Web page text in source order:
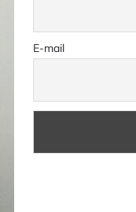
E-mail